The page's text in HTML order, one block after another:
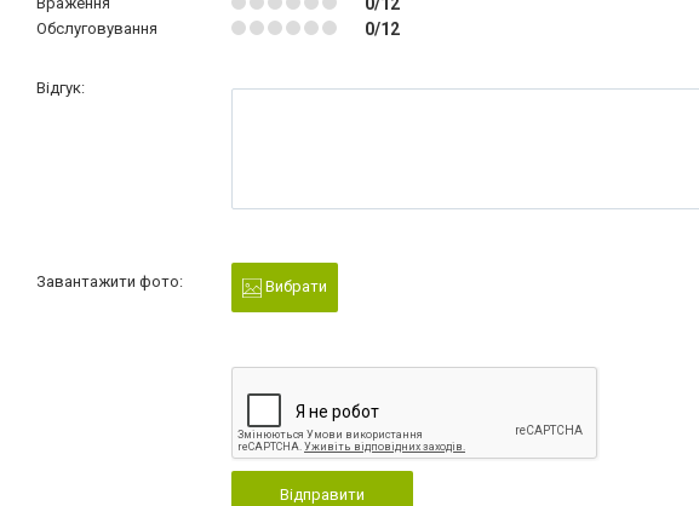
Обслуговування 0/12
Відгук:
Завантажити фото: Вибрати
Відправити